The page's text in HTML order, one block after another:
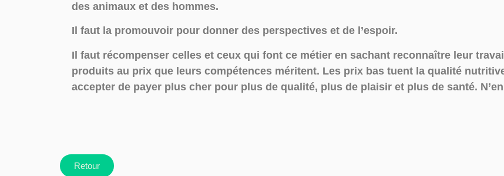
des animaux et des hommes.
Il faut la promouvoir pour donner des perspectives et de l’espoir.
Il faut récompenser celles et ceux qui font ce métier en sachant reconnaître leur
produits au prix que leurs compétences méritent. Les prix bas tuent la qualité
accepter de payer plus cher pour plus de qualité, plus de plaisir et plus de santé.
Retour